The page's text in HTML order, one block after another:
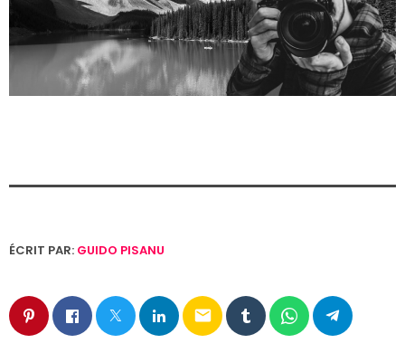
ÉCRIT PAR: GUIDO PISANU
email